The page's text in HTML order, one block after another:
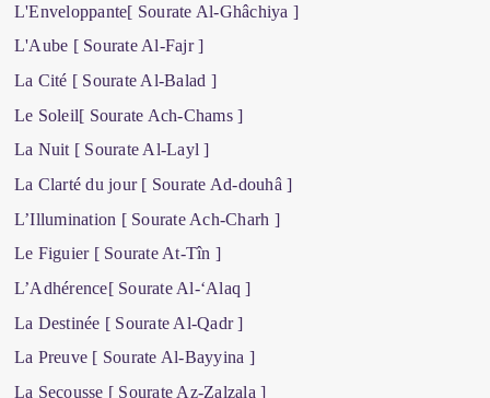
L'Enveloppante[ Sourate Al-Ghâchiya ]
L'Aube [ Sourate Al-Fajr ]
La Cité [ Sourate Al-Balad ]
Le Soleil[ Sourate Ach-Chams ]
La Nuit [ Sourate Al-Layl ]
La Clarté du jour [ Sourate Ad-douhâ ]
L’Illumination [ Sourate Ach-Charh ]
Le Figuier [ Sourate At-Tîn ]
L’Adhérence[ Sourate Al-‘Alaq ]
La Destinée [ Sourate Al-Qadr ]
La Preuve [ Sourate Al-Bayyina ]
La Secousse [ Sourate Az-Zalzala ]